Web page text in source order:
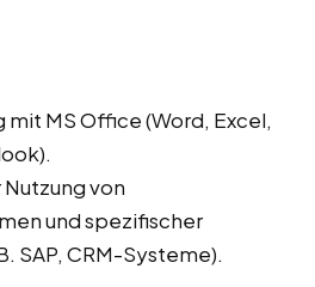
mit MS Office (Word, Excel,
von
und spezifischer
SAP, CRM-Systeme).